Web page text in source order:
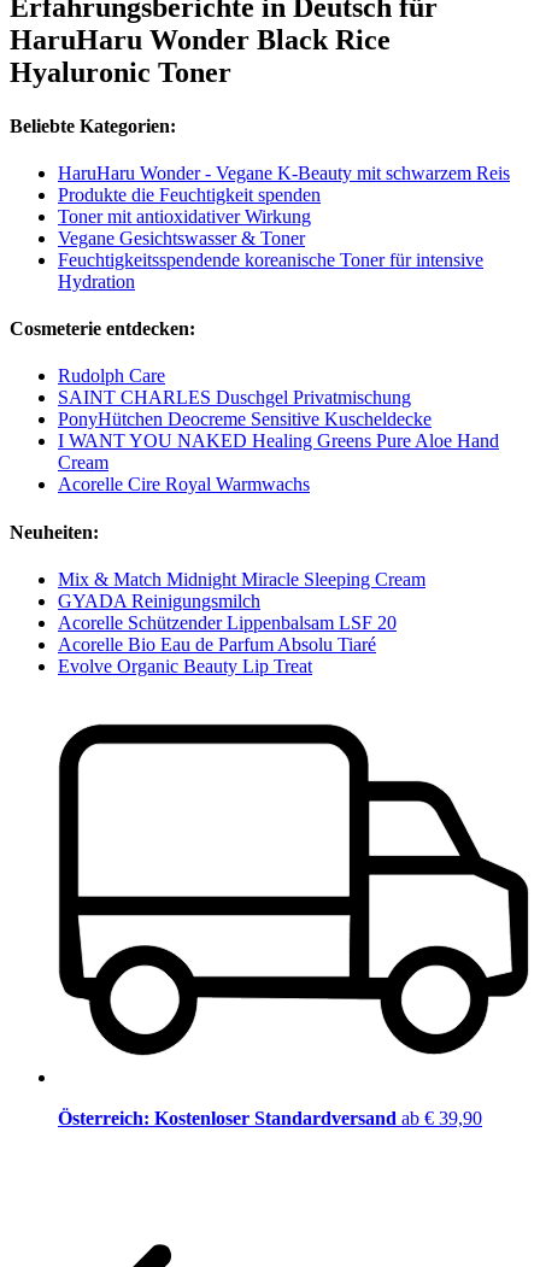
Erfahrungsberichte in Deutsch für
HaruHaru Wonder Black Rice
Hyaluronic Toner
Beliebte Kategorien:
HaruHaru Wonder - Vegane K-Beauty mit schwarzem Reis
Produkte die Feuchtigkeit spenden
Toner mit antioxidativer Wirkung
Vegane Gesichtswasser & Toner
Feuchtigkeitsspendende koreanische Toner für intensive
Hydration
Cosmeterie entdecken:
Rudolph Care
SAINT CHARLES Duschgel Privatmischung
PonyHütchen Deocreme Sensitive Kuscheldecke
I WANT YOU NAKED Healing Greens Pure Aloe Hand
Cream
Acorelle Cire Royal Warmwachs
Neuheiten:
Mix & Match Midnight Miracle Sleeping Cream
GYADA Reinigungsmilch
Acorelle Schützender Lippenbalsam LSF 20
Acorelle Bio Eau de Parfum Absolu Tiaré
Evolve Organic Beauty Lip Treat
Österreich: Kostenloser Standardversand ab € 39,90